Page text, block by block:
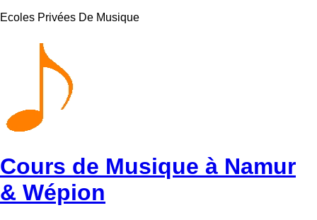
Ecoles Privées De Musique
Cours de Musique à Namur
& Wépion